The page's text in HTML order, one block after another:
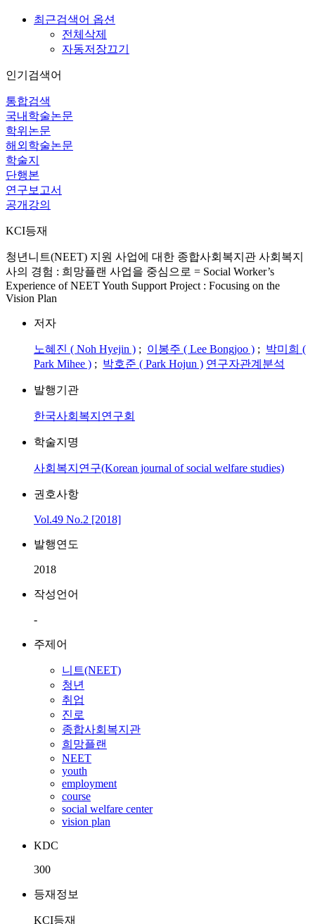
최근검색어 옵션
전체삭제
자동저장끄기
인기검색어
통합검색
국내학술논문
학위논문
해외학술논문
학술지
단행본
연구보고서
공개강의
KCI등재
청년니트(NEET) 지원 사업에 대한 종합사회복지관 사회복지
사의 경험 : 희망플랜 사업을 중심으로 = Social Worker’s
Experience of NEET Youth Support Project : Focusing on the
Vision Plan
저자
노혜진 ( Noh Hyejin ) ; 이봉주 ( Lee Bongjoo ) ; 박미희 (
Park Mihee ) ; 박호준 ( Park Hojun ) 연구자관계분석
발행기관
한국사회복지연구회
학술지명
사회복지연구(Korean journal of social welfare studies)
권호사항
Vol.49 No.2 [2018]
발행연도
2018
작성언어
-
주제어
니트(NEET)
청년
취업
진로
종합사회복지관
희망플랜
NEET
youth
employment
course
social welfare center
vision plan
KDC
300
등재정보
KCI등재